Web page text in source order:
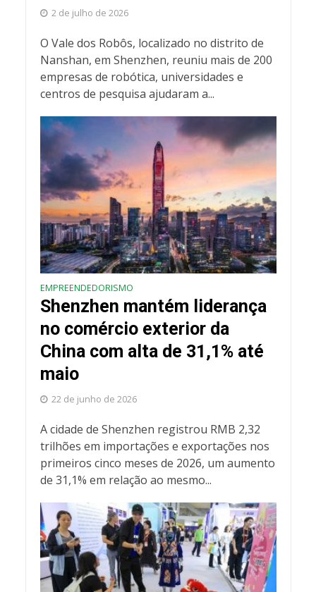
2 de julho de 2026
O Vale dos Robôs, localizado no distrito de
Nanshan, em Shenzhen, reuniu mais de 200
empresas de robótica, universidades e
centros de pesquisa ajudaram a...
EMPREENDEDORISMO
Shenzhen mantém liderança
no comércio exterior da
China com alta de 31,1% até
maio
22 de junho de 2026
A cidade de Shenzhen registrou RMB 2,32
trilhões em importações e exportações nos
primeiros cinco meses de 2026, um aumento
de 31,1% em relação ao mesmo...